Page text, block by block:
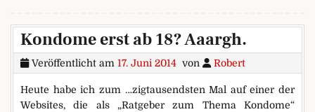
Kondome erst ab 18? Aaargh.
Veröffentlicht am 17. Juni 2014 von Robert
Heute habe ich zum …zigtausendsten Mal auf einer der
Websites, die als „Ratgeber zum Thema Kondome“